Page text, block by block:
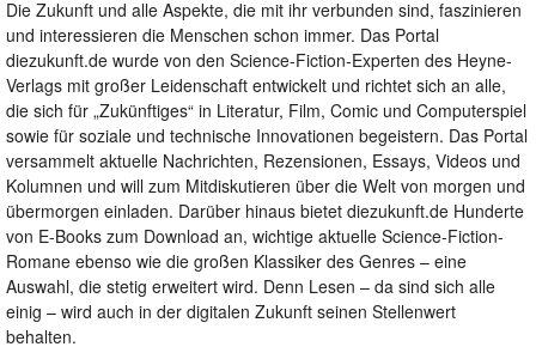
Die Zukunft und alle Aspekte, die mit ihr verbunden sind, faszinieren
und interessieren die Menschen schon immer. Das Portal
diezukunft.de wurde von den Science-Fiction-Experten des Heyne-
Verlags mit großer Leidenschaft entwickelt und richtet sich an alle,
die sich für „Zukünftiges“ in Literatur, Film, Comic und Computerspiel
sowie für soziale und technische Innovationen begeistern. Das Portal
versammelt aktuelle Nachrichten, Rezensionen, Essays, Videos und
Kolumnen und will zum Mitdiskutieren über die Welt von morgen und
übermorgen einladen. Darüber hinaus bietet diezukunft.de Hunderte
von E-Books zum Download an, wichtige aktuelle Science-Fiction-
Romane ebenso wie die großen Klassiker des Genres – eine
Auswahl, die stetig erweitert wird. Denn Lesen – da sind sich alle
einig – wird auch in der digitalen Zukunft seinen Stellenwert
behalten.